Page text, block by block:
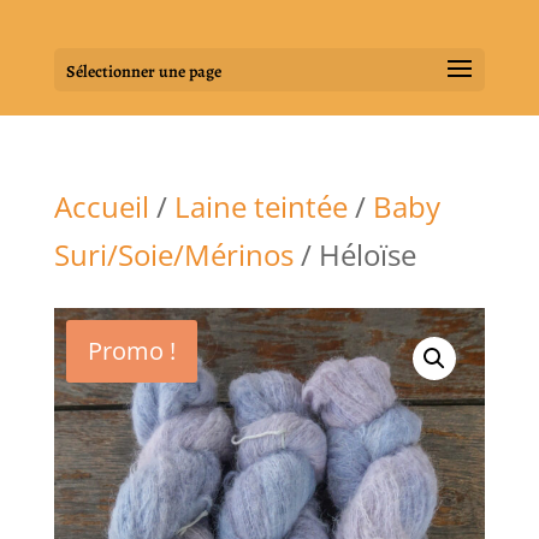
Sélectionner une page
Accueil / Laine teintée/ Baby
Suri/Soie/Mérinos/ Héloïse
Promo !